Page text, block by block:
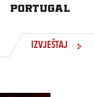
PORTUGAL
IZVJEŠTAJ